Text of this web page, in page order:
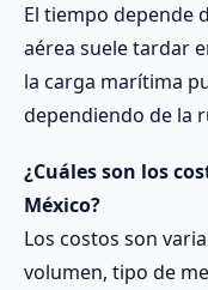
El tiempo depende
aérea suele tardar
la carga marítima
dependiendo de la
¿Cuáles son los
México?
Los costos son
volumen, tipo de